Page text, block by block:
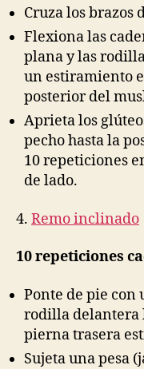
Cruza los brazos
Flexiona las
plana y las
un estiramiento
posterior del
Aprieta los
pecho hasta la
10 repeticiones
de lado.
4. Remo inclinado
10 repeticiones
Ponte de pie con
rodilla delantera
pierna trasera
Sujeta una pesa